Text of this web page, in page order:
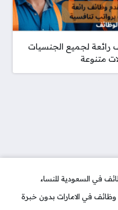
لجميع الجنسيات
متنوعة
في السعودية للنساء
وظائف في الامارات بدون خبرة